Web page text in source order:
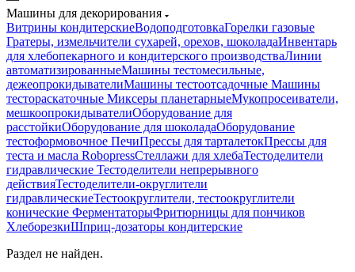
Машины для декорирования
Витрины кондитерскиеВодоподготовкаГорелки газовые
Гратеры, измельчители сухарей, орехов, шоколадаИнвентарь
для хлебопекарного и кондитерского производстваЛинии
автоматизированныеМашины тестомесильные,
дежеопрокидывателиМашины тестоотсадочные Машины
тестораскаточные Миксеры планетарныеМукопросеиватели,
мешкоопрокидывателиОборудование для
расстойкиОборудование для шоколадаОборудование
тестоформовочное ПечиПрессы для тарталетокПрессы для
теста и масла RobopressСтеллажи для хлебаТестоделители
гидравлические Тестоделители непрерывного
действияТестоделители-округлители
гидравлическиеТестоокруглители, тестоокруглители
конические ФерментаторыФритюрницы для пончиков
ХлеборезкиШприц-дозаторы кондитерские
Раздел не найден.